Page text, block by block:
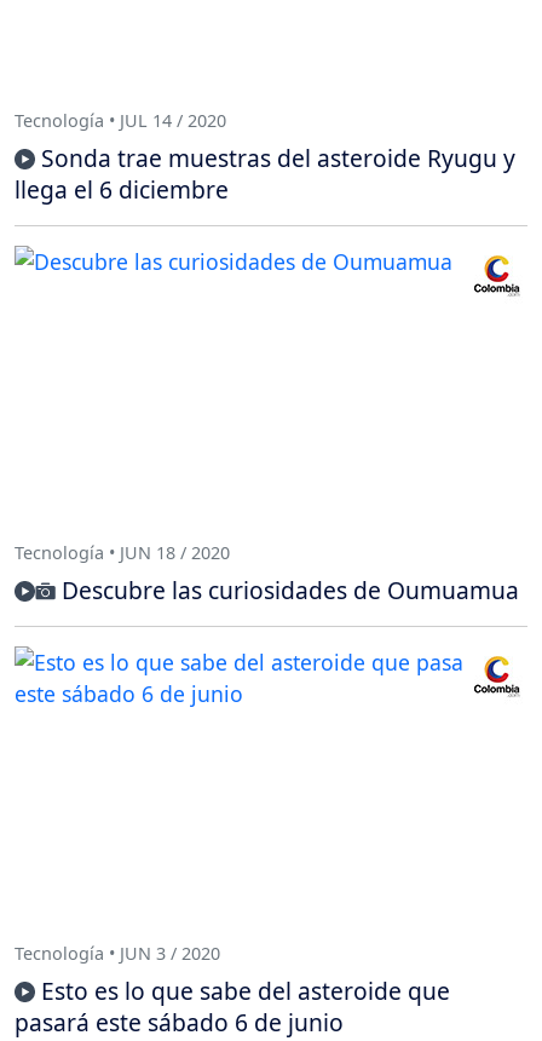
Tecnología • JUL 14 / 2020
Sonda trae muestras del asteroide Ryugu y
llega el 6 diciembre
Tecnología • JUN 18 / 2020
Descubre las curiosidades de Oumuamua
Tecnología • JUN 3 / 2020
Esto es lo que sabe del asteroide que
pasará este sábado 6 de junio